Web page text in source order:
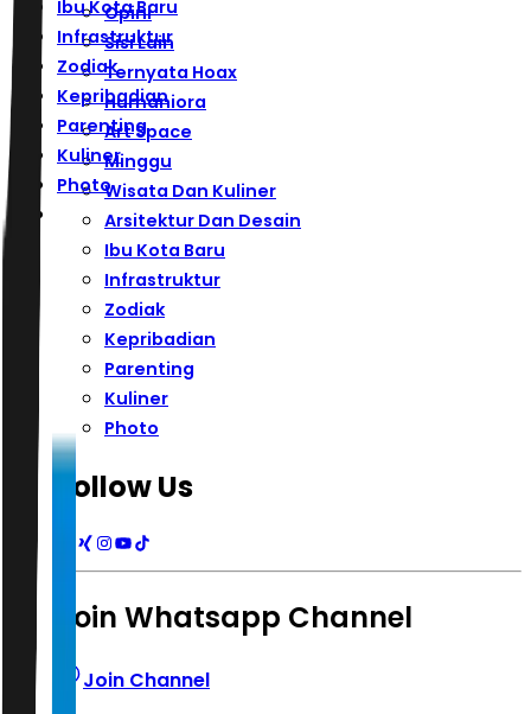
Ibu Kota Baru
Infrastruktur
Zodiak
Kepribadian
Parenting
Kuliner
Photo
Opini
Sisi Lain
Ternyata Hoax
Humaniora
Art Space
Minggu
Wisata Dan Kuliner
Arsitektur Dan Desain
Ibu Kota Baru
Infrastruktur
Zodiak
Kepribadian
Parenting
Kuliner
Photo
Follow Us
Join Whatsapp Channel
Join Channel